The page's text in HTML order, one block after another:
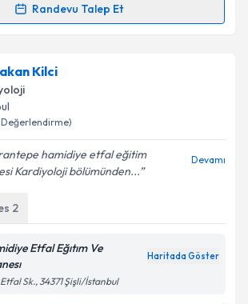
verilerimin işlenmesine ilişkin
okudum ve kişisel verilerimin belirtilen
Takvim Talebini Gönder
Randevu Talep Et
Takvimi Talebi
Karımlı
bu uzmandan randevu almanız için bir
e-posta ile bilgilendireceğiz.
verilerimin işlenmesine ilişkin
okudum ve kişisel verilerimin belirtilen
işlenmesini kabul ediyorum.
Kilci
Değerlendirme)
hamidiye etfal eğitim
Kardiyoloji bölümünden...
Devamı
2
Etfal Eğıtım Ve
Haritada Göster
Sk., 34371 Şişli/İstanbul